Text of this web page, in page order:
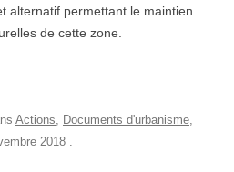
alternatif permettant le maintien
de cette zone.
Actions, Documents d'urbanisme,
2018 .